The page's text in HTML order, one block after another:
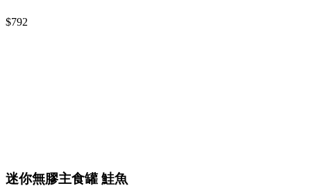
$792
迷你無膠主食罐 鮭魚